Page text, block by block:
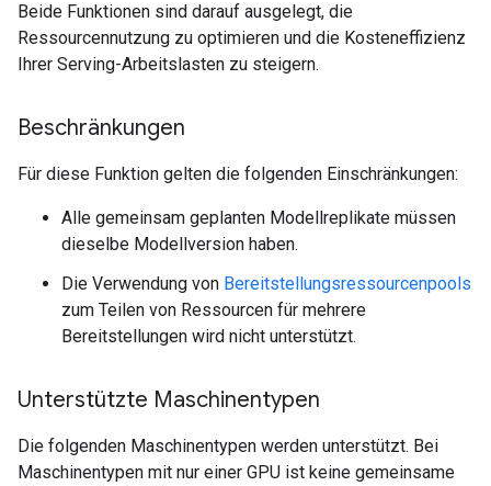
Beide Funktionen sind darauf ausgelegt, die
Ressourcennutzung zu optimieren und die Kosteneffizienz
Ihrer Serving-Arbeitslasten zu steigern.
Beschränkungen
Für diese Funktion gelten die folgenden Einschränkungen:
Alle gemeinsam geplanten Modellreplikate müssen
dieselbe Modellversion haben.
Die Verwendung von Bereitstellungsressourcenpools
zum Teilen von Ressourcen für mehrere
Bereitstellungen wird nicht unterstützt.
Unterstützte Maschinentypen
Die folgenden Maschinentypen werden unterstützt. Bei
Maschinentypen mit nur einer GPU ist keine gemeinsame